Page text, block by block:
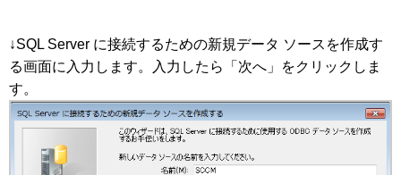
↓SQL Server に接続するための新規データ ソースを作成す
る画面に入力します。入力したら「次へ」をクリックしま
す。